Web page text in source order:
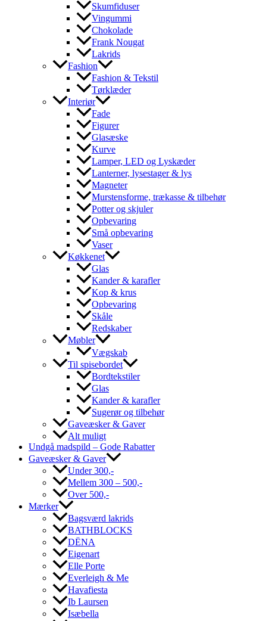
Skumfiduser
Vingummi
Chokolade
Frank Nougat
Lakrids
Fashion
Fashion & Tekstil
Tørklæder
Interiør
Fade
Figurer
Glasæske
Kurve
Lamper, LED og Lyskæder
Lanterner, lysestager & lys
Magneter
Murstensforme, trækasse & tilbehør
Potter og skjuler
Opbevaring
Små opbevaring
Vaser
Køkkenet
Glas
Kander & karafler
Kop & krus
Opbevaring
Skåle
Redskaber
Møbler
Vægskab
Til spisebordet
Bordtekstiler
Glas
Kander & karafler
Sugerør og tilbehør
Gaveæsker & Gaver
Alt muligt
Undgå madspild – Gode Rabatter
Gaveæsker & Gaver
Under 300,-
Mellem 300 – 500,-
Over 500,-
Mærker
Bagsværd lakrids
BATHBLOCKS
DËNA
Eigenart
Elle Porte
Everleigh & Me
Havafiesta
Ib Laursen
Isæbella